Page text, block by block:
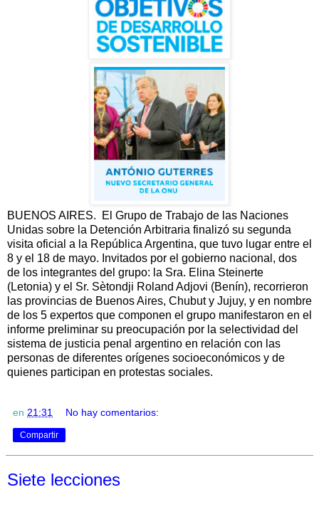
BUENOS AIRES. El Grupo de Trabajo de las Naciones
Unidas sobre la Detención Arbitraria finalizó su segunda
visita oficial a la República Argentina, que tuvo lugar entre el
8 y el 18 de mayo. Invitados por el gobierno nacional, dos
de los integrantes del grupo: la Sra. Elina Steinerte
(Letonia) y el Sr. Sètondji Roland Adjovi (Benín), recorrieron
las provincias de Buenos Aires, Chubut y Jujuy, y en nombre
de los 5 expertos que componen el grupo manifestaron en el
informe preliminar su preocupación por la selectividad del
sistema de justicia penal argentino en relación con las
personas de diferentes orígenes socioeconómicos y de
quienes participan en protestas sociales.
en 21:31 No hay comentarios:
Compartir
Siete lecciones